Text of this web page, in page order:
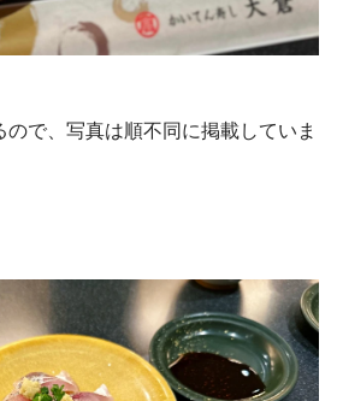
で、写真は順不同に掲載していま